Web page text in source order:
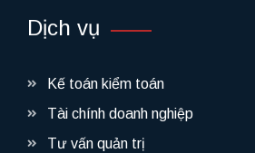
Dịch vụ
Kế toán kiểm toán
Tài chính doanh nghiệp
Tư vấn quản trị